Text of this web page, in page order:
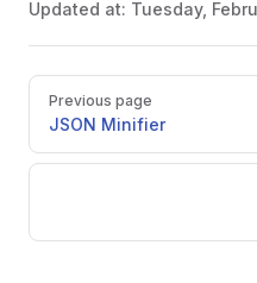
Updated at: Tuesday,
Pager
Previous page
JSON Minifier